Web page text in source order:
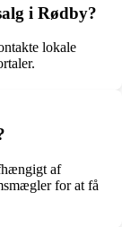
i Rødby?
lokale
af
for at få